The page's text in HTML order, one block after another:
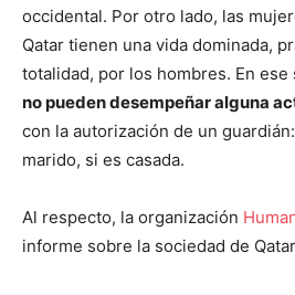
occidental. Por otro lado, las
Qatar tienen una vida dominada,
totalidad, por los hombres. En ese
no pueden desempeñar alguna
con la autorización de un
marido, si es casada.
Al respecto, la organización
informe sobre la sociedad de